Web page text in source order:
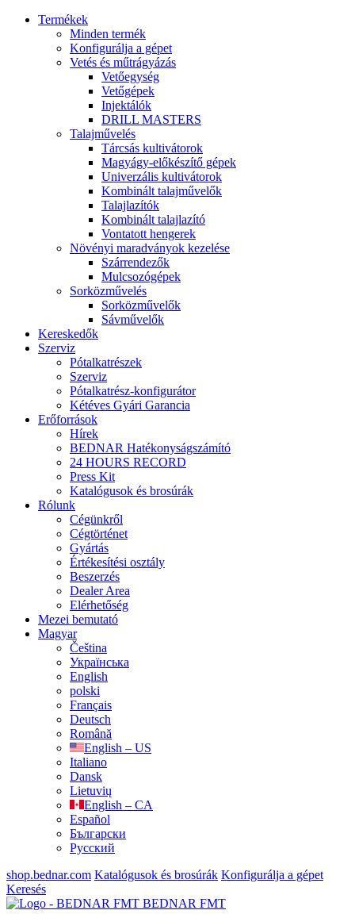
Termékek
Minden termék
Konfigurálja a gépet
Vetés és műtrágyázás
Vetőegység
Vetőgépek
Injektálók
DRILL MASTERS
Talajművelés
Tárcsás kultivátorok
Magyágy-előkészítő gépek
Univerzális kultivátorok
Kombinált talajművelők
Talajlazítók
Kombinált talajlazító
Vontatott hengerek
Növényi maradványok kezelése
Szárrendezők
Mulcsozógépek
Sorközművelés
Sorközművelők
Sávművelők
Kereskedők
Szerviz
Pótalkatrészek
Szerviz
Pótalkatrész-konfigurátor
Kétéves Gyári Garancia
Erőforrások
Hírek
BEDNAR Hatékonyságszámító
24 HOURS RECORD
Press Kit
Katalógusok és brosúrák
Rólunk
Cégünkről
Cégtörténet
Gyártás
Értékesítési osztály
Beszerzés
Dealer Area
Elérhetőség
Mezei bemutató
Magyar
Čeština
Українська
English
polski
Français
Deutsch
Română
English – US
Italiano
Dansk
Lietuvių
English – CA
Español
Български
Русский
shop.bednar.com Katalógusok és brosúrák Konfigurálja a gépet
Keresés
BEDNAR FMT